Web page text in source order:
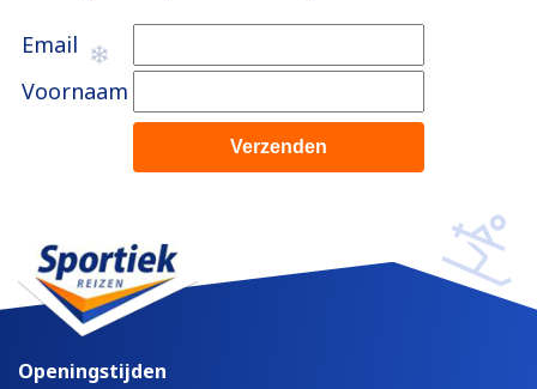
Email
Voornaam
Openingstijden